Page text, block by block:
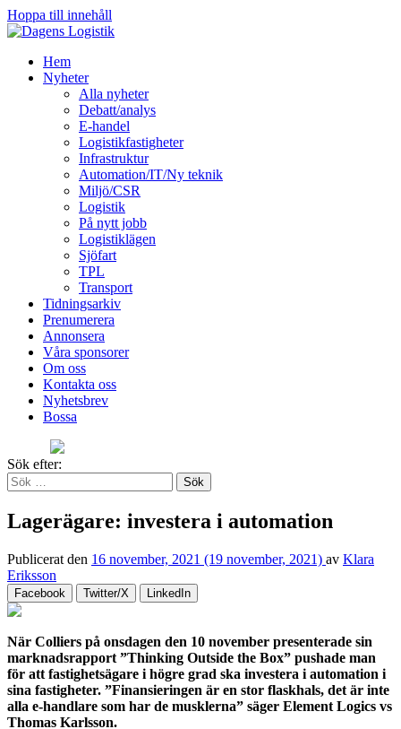
Hoppa till innehåll
Hem
Nyheter
Alla nyheter
Debatt/analys
E-handel
Logistikfastigheter
Infrastruktur
Automation/IT/Ny teknik
Miljö/CSR
Logistik
På nytt jobb
Logistiklägen
Sjöfart
TPL
Transport
Tidningsarkiv
Prenumerera
Annonsera
Våra sponsorer
Om oss
Kontakta oss
Nyhetsbrev
Bossa
Sök efter:
Lagerägare: investera i automation
Publicerat den 16 november, 2021 (19 november, 2021) av Klara
Eriksson
Facebook Twitter/X LinkedIn
När Colliers på onsdagen den 10 november presenterade sin
marknadsrapport ”Thinking Outside the Box” pushade man
för att fastighetsägare i högre grad ska investera i automation i
sina fastigheter. ”Finansieringen är en stor flaskhals, det är inte
alla e-handlare som har de musklerna” säger Element Logics vs
Thomas Karlsson.